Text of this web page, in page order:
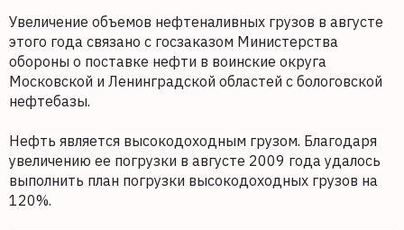
Увеличение объемов нефтеналивных грузов в августе
этого года связано с госзаказом Министерства
обороны о поставке нефти в воинские округа
Московской и Ленинградской областей с бологовской
нефтебазы.
Нефть является высокодоходным грузом. Благодаря
увеличению ее погрузки в августе 2009 года удалось
выполнить план погрузки высокодоходных грузов на
120%.